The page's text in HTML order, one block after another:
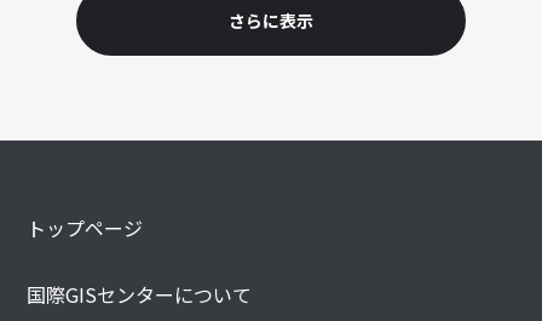
さらに表示
トップページ
国際GISセンターについて